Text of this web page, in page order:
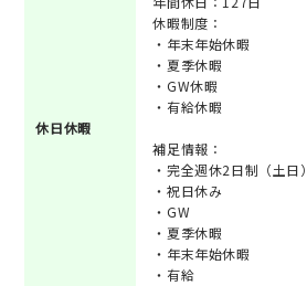
休日休暇
休暇制度：
・年末年始休暇
・夏季休暇
・GW休暇
・有給休暇
補足情報：
・完全週休2日制（土日）
・祝日休み
・GW
・夏季休暇
・年末年始休暇
・有給